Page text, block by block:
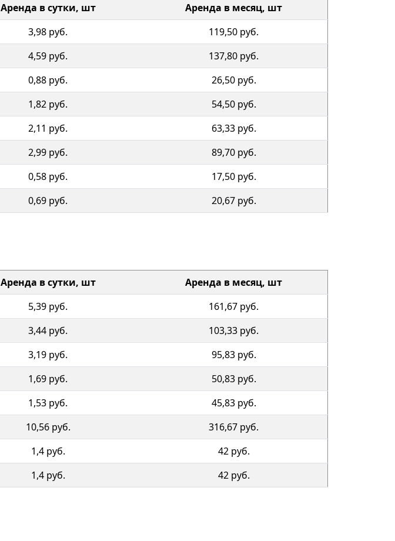
Аренда в сутки, шт
Аренда в месяц, шт
3,98 руб.
119,50 руб.
4,59 руб.
137,80 руб.
0,88 руб.
26,50 руб.
1,82 руб.
54,50 руб.
2,11 руб.
63,33 руб.
2,99 руб.
89,70 руб.
0,58 руб.
17,50 руб.
0,69 руб. 20,67 руб.
Аренда в сутки, шт
Аренда в месяц, шт
5,39 руб.
161,67 руб.
3,44 руб.
103,33 руб.
3,19 руб.
95,83 руб.
1,69 руб.
50,83 руб.
1,53 руб.
45,83 руб.
10,56 руб.
316,67 руб.
1,4 руб.
42 руб.
1,4 руб. 42 руб.